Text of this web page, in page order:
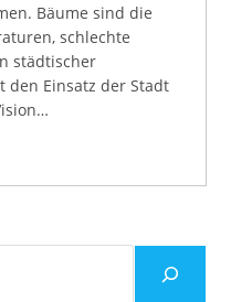
Bäume sind die
schlechte
städtischer
den Einsatz der Stadt